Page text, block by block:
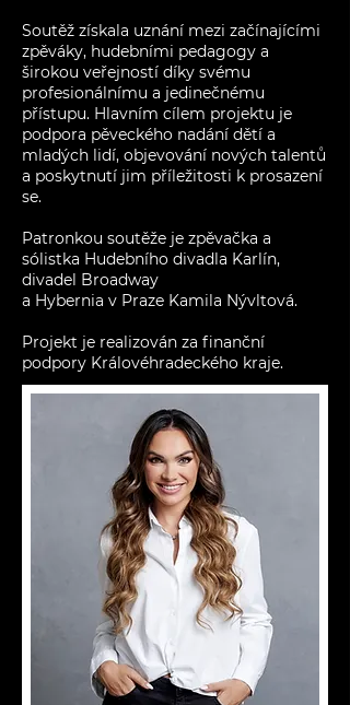
Soutěž získala uznání mezi začínajícími
zpěváky, hudebními pedagogy a
širokou veřejností díky svému
profesionálnímu a jedinečnému
přístupu. Hlavním cílem projektu je
podpora pěveckého nadání dětí a
mladých lidí, objevování nových talentů
a poskytnutí jim příležitosti k prosazení
se.
Patronkou soutěže je zpěvačka a
sólistka Hudebního divadla Karlín,
divadel Broadway
a Hybernia v Praze Kamila Nývltová.
Projekt je realizován za finanční
podpory Královéhradeckého kraje.